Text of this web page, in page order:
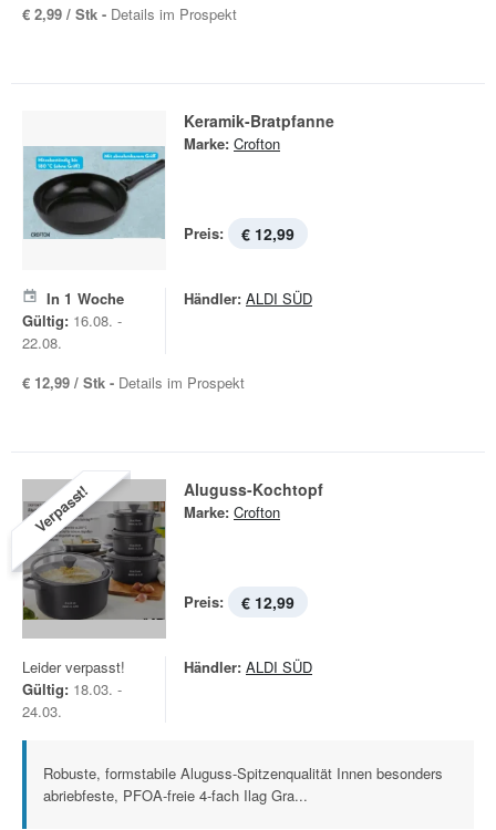
€ 2,99 / Stk - Details im Prospekt
Keramik-Bratpfanne
Marke: Crofton
Preis: € 12,99
In 1 Woche
Gültig: 16.08. -
22.08.
Händler: ALDI SÜD
€ 12,99 / Stk - Details im Prospekt
Verpasst! Aluguss-Kochtopf
Marke: Crofton
Preis: € 12,99
Leider verpasst!
Gültig: 18.03. -
24.03.
Händler: ALDI SÜD
Robuste, formstabile Aluguss-Spitzenqualität Innen besonders
abriebfeste, PFOA-freie 4-fach Ilag Gra...